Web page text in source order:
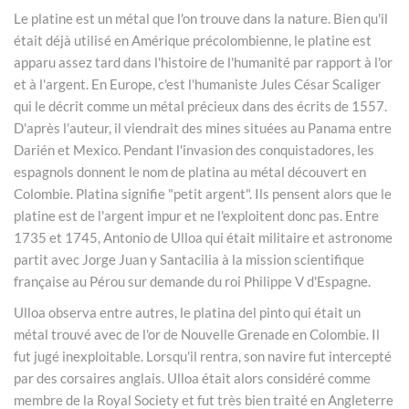
Le platine est un métal que l'on trouve dans la nature. Bien qu'il
était déjà utilisé en Amérique précolombienne, le platine est
apparu assez tard dans l'histoire de l'humanité par rapport à l'or
et à l'argent. En Europe, c'est l'humaniste Jules César Scaliger
qui le décrit comme un métal précieux dans des écrits de 1557.
D'après l'auteur, il viendrait des mines situées au Panama entre
Darién et Mexico. Pendant l'invasion des conquistadores, les
espagnols donnent le nom de platina au métal découvert en
Colombie. Platina signifie "petit argent". Ils pensent alors que le
platine est de l'argent impur et ne l'exploitent donc pas. Entre
1735 et 1745, Antonio de Ulloa qui était militaire et astronome
partit avec Jorge Juan y Santacilia à la mission scientifique
française au Pérou sur demande du roi Philippe V d'Espagne.
Ulloa observa entre autres, le platina del pinto qui était un
métal trouvé avec de l'or de Nouvelle Grenade en Colombie. Il
fut jugé inexploitable. Lorsqu'il rentra, son navire fut intercepté
par des corsaires anglais. Ulloa était alors considéré comme
membre de la Royal Society et fut très bien traité en Angleterre